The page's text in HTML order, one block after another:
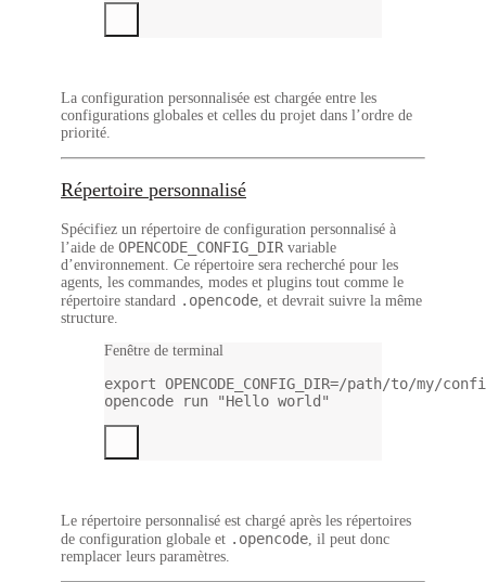
La configuration personnalisée est chargée entre les
configurations globales et celles du projet dans l’ordre de
priorité.
Répertoire personnalisé
Spécifiez un répertoire de configuration personnalisé à
l’aide de OPENCODE_CONFIG_DIR variable
d’environnement. Ce répertoire sera recherché pour les
agents, les commandes, modes et plugins tout comme le
répertoire standard .opencode , et devrait suivre la même
structure.
Fenêtre de terminal
export OPENCODE_CONFIG_DIR=/path/to/my/
opencode
run "Hello world"
Le répertoire personnalisé est chargé après les répertoires
de configuration globale et .opencode , il peut donc
remplacer leurs paramètres.